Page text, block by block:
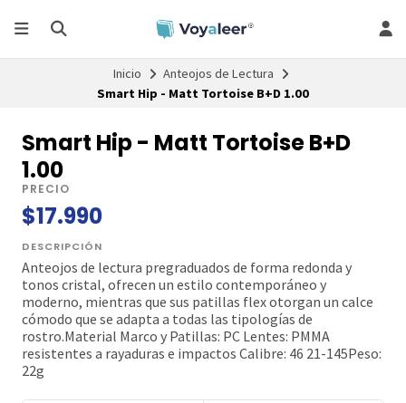
Inicio
Anteojos de Lectura
Smart Hip - Matt Tortoise B+D 1.00
Smart Hip - Matt Tortoise B+D
1.00
PRECIO
$17.990
DESCRIPCIÓN
Anteojos de lectura pregraduados de forma redonda y
tonos cristal, ofrecen un estilo contemporáneo y
moderno, mientras que sus patillas flex otorgan un calce
cómodo que se adapta a todas las tipologías de
rostro.Material Marco y Patillas: PC Lentes: PMMA
resistentes a rayaduras e impactos Calibre: 46 21-145Peso:
22g